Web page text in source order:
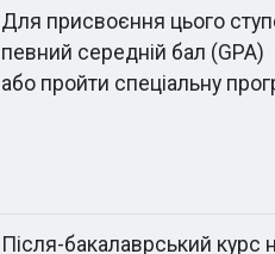
Для присвоєння цього
певний середній бал (GPA)
або пройти спеціальну
Після-бакалаврський курс